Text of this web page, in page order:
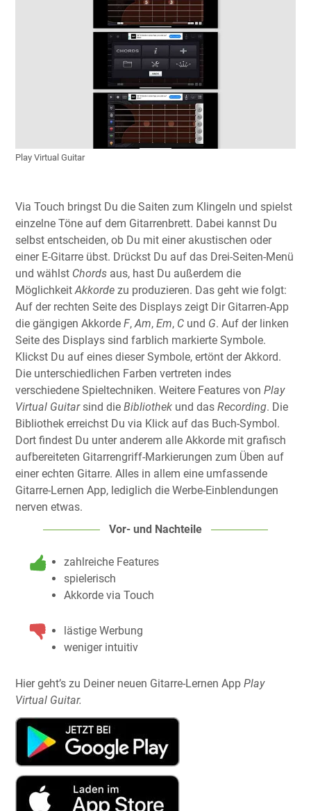
Play Virtual Guitar
Via Touch bringst Du die Saiten zum Klingeln und spielst
einzelne Töne auf dem Gitarrenbrett. Dabei kannst Du
selbst entscheiden, ob Du mit einer akustischen oder
einer E-Gitarre übst. Drückst Du auf das Drei-Seiten-Menü
und wählst Chords aus, hast Du außerdem die
Möglichkeit Akkorde zu produzieren. Das geht wie folgt:
Auf der rechten Seite des Displays zeigt Dir Gitarren-App
die gängigen Akkorde F, Am, Em, C und G. Auf der linken
Seite des Displays sind farblich markierte Symbole.
Klickst Du auf eines dieser Symbole, ertönt der Akkord.
Die unterschiedlichen Farben vertreten indes
verschiedene Spieltechniken. Weitere Features von Play
Virtual Guitarsind die Bibliothek und das Recording. Die
Bibliothek erreichst Du via Klick auf das Buch-Symbol.
Dort findest Du unter anderem alle Akkorde mit grafisch
aufbereiteten Gitarrengriff-Markierungen zum Üben auf
einer echten Gitarre. Alles in allem eine umfassende
Gitarre-Lernen App, lediglich die Werbe-Einblendungen
nerven etwas.
Vor- und Nachteile
zahlreiche Features
spielerisch
Akkorde via Touch
lästige Werbung
weniger intuitiv
Hier geht’s zu Deiner neuen Gitarre-Lernen App Play
Virtual Guitar.